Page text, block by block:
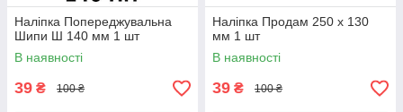
Наліпка Попереджувальна
Шипи Ш 140 мм 1 шт
В наявності
39 ₴ 100 ₴
Наліпка Продам 250 х 130
мм 1 шт
В наявності
39 ₴ 100 ₴